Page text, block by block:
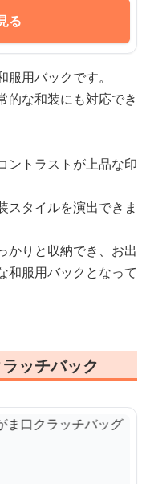
る
用バックです。
的な和装にも対応でき
ントラストが上品な印
スタイルを演出できま
かりと収納でき、お出
和服用バックとなって
ッチバック